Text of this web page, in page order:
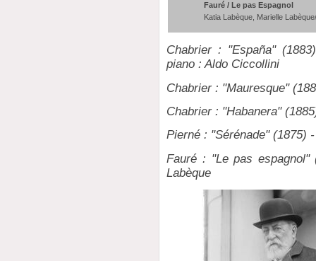
Fauré / Le pas Espagnol
Katia Labèque, Marielle
Chabrier : "España"
piano : Aldo Ciccollini
Chabrier : "Mauresque"
Chabrier : "Habanera"
Pierné : "Sérénade" (1875)
Fauré : "Le pas
Labèque